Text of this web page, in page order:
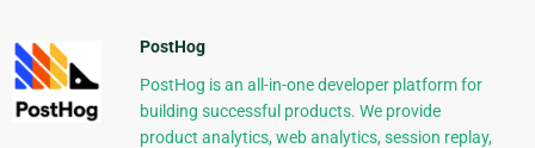
PostHog
PostHog is an all-in-one developer platform for
building successful products. We provide
product analytics, web analytics, session replay,